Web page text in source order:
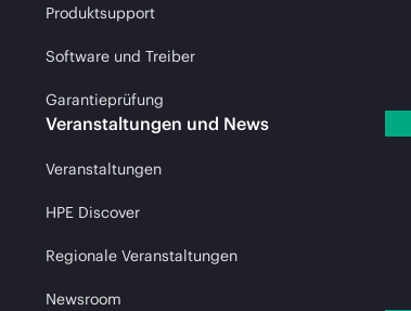
Produktsupport
Software und Treiber
Garantieprüfung
Veranstaltungen und News
Veranstaltungen
HPE Discover
Regionale Veranstaltungen
Newsroom